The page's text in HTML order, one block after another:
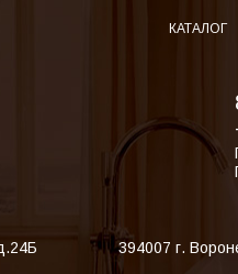
КАТАЛОГ
394007 г.